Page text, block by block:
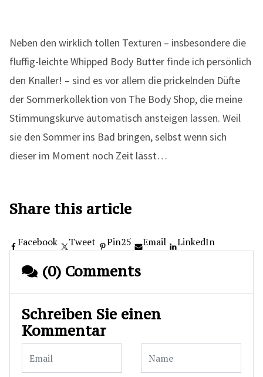
Neben den wirklich tollen Texturen – insbesondere die
fluffig-leichte Whipped Body Butter finde ich persönlich
den Knaller! – sind es vor allem die prickelnden Düfte
der Sommerkollektion von The Body Shop, die meine
Stimmungskurve automatisch ansteigen lassen. Weil
sie den Sommer ins Bad bringen, selbst wenn sich
dieser im Moment noch Zeit lässt…
Share this article
Facebook Tweet Pin25 Email LinkedIn
(0) Comments
Schreiben Sie einen
Kommentar